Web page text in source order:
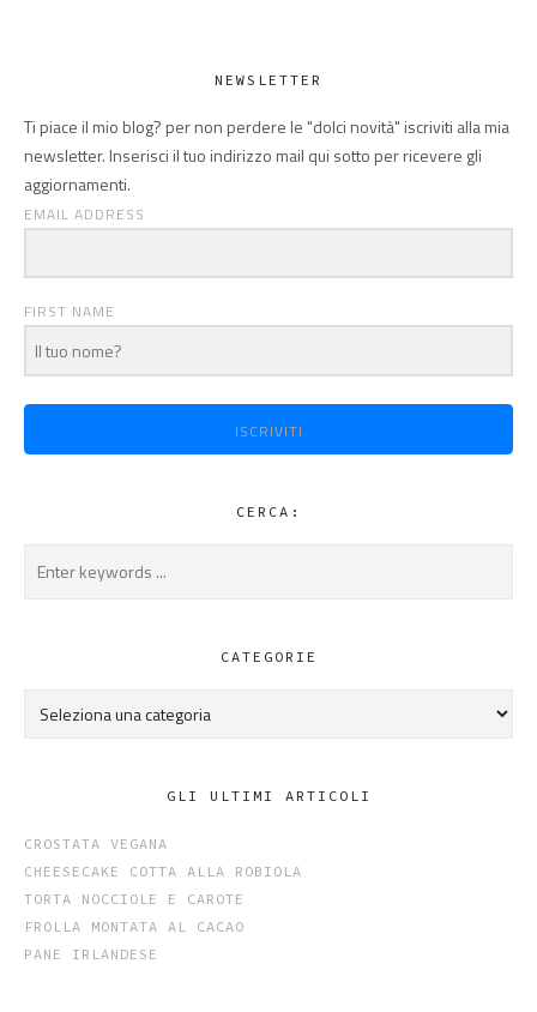
NEWSLETTER
Ti piace il mio blog? per non perdere le "dolci novità" iscriviti alla mia
newsletter. Inserisci il tuo indirizzo mail qui sotto per ricevere gli
aggiornamenti.
EMAIL ADDRESS
FIRST NAME
ISCRIVITI
CERCA:
CATEGORIE
GLI ULTIMI ARTICOLI
CROSTATA VEGANA
CHEESECAKE COTTA ALLA ROBIOLA
TORTA NOCCIOLE E CAROTE
FROLLA MONTATA AL CACAO
PANE IRLANDESE